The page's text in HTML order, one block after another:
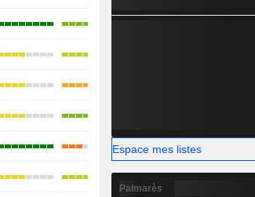
Espace mes listes
Palmarès